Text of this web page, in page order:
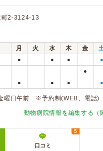
町2-3124-13
月 火 水 木 金
● ● ● ●
●
● ● ● ●
曜日午前 ※予約制(WEB、電話)
動物病院情報を編集する（
口コミ
5